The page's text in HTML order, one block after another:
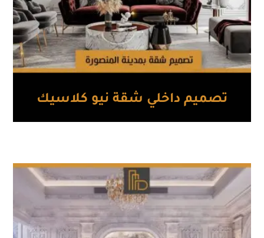
تصميم داخلي شقة نيو كلاسيك